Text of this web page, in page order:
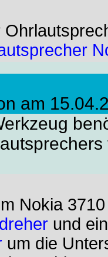
am
Nokia
und
um die